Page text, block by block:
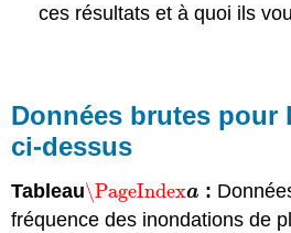
ces résultats et à quoi ils
Données brutes pour
ci-dessus
Tableau\PageIndexa
\PageIndexa :
fréquence des inondations de